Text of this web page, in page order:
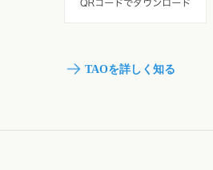
TAOを詳しく知る